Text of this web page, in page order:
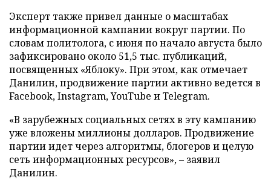
Эксперт также привел данные о масштабах
информационной кампании вокруг партии. По
словам политолога, с июня по начало августа было
зафиксировано около 51,5 тыс. публикаций,
посвященных «Яблоку». При этом, как отмечает
Данилин, продвижение партии активно ведется в
Facebook, Instagram, YouTube и Telegram.
«В зарубежных социальных сетях в эту кампанию
уже вложены миллионы долларов. Продвижение
партии идет через алгоритмы, блогеров и целую
сеть информационных ресурсов», – заявил
Данилин.